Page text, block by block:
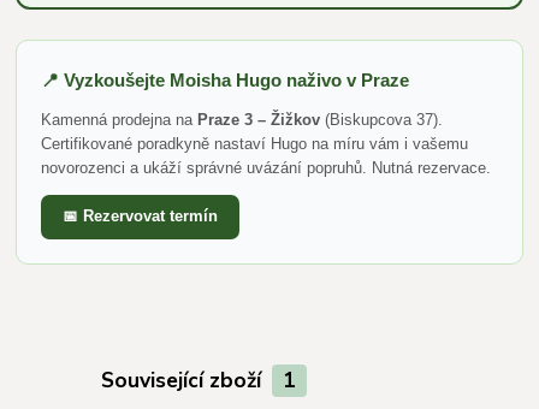
📍 Vyzkoušejte Moisha Hugo naživo v Praze
Kamenná prodejna na Praze 3 – Žižkov (Biskupcova 37).
Certifikované poradkyně nastaví Hugo na míru vám i vašemu
novorozenci a ukáží správné uvázání popruhů. Nutná rezervace.
📅 Rezervovat termín
Související zboží 1